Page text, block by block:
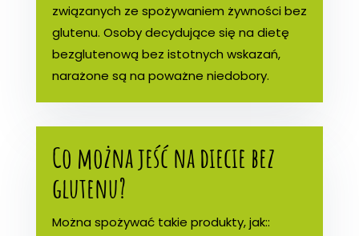
związanych ze spożywaniem żywności bez
glutenu. Osoby decydujące się na dietę
bezglutenową bez istotnych wskazań,
narażone są na poważne niedobory.
Co można jeść na diecie bez
glutenu?
Można spożywać takie produkty, jak::